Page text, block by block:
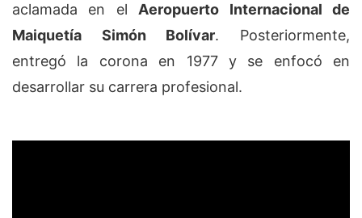
aclamada en el Aeropuerto Internacional de
Maiquetía Simón Bolívar. Posteriormente,
entregó la corona en 1977 y se enfocó en
desarrollar su carrera profesional.